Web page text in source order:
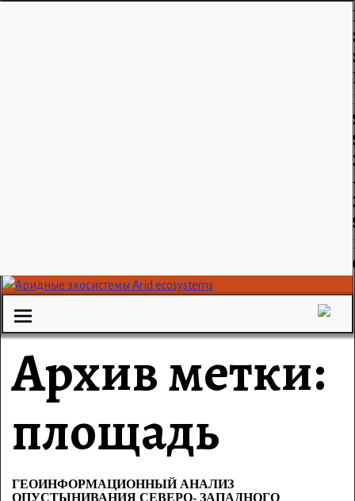
Архив метки:
площадь
ГЕОИНФОРМАЦИОННЫЙ АНАЛИЗ
ОПУСТЫНИВАНИЯ СЕВЕРО- ЗАПАДНОГО